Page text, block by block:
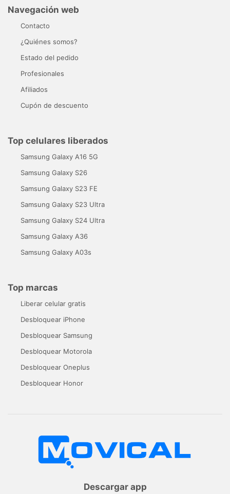
Navegación web
Contacto
¿Quiénes somos?
Estado del pedido
Profesionales
Afiliados
Cupón de descuento
Top celulares liberados
Samsung Galaxy A16 5G
Samsung Galaxy S26
Samsung Galaxy S23 FE
Samsung Galaxy S23 Ultra
Samsung Galaxy S24 Ultra
Samsung Galaxy A36
Samsung Galaxy A03s
Top marcas
Liberar celular gratis
Desbloquear iPhone
Desbloquear Samsung
Desbloquear Motorola
Desbloquear Oneplus
Desbloquear Honor
Descargar app